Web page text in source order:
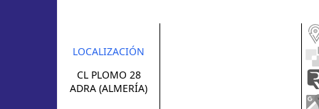
LOCALIZACIÓN
CL PLOMO 28
ADRA (ALMERÍA)